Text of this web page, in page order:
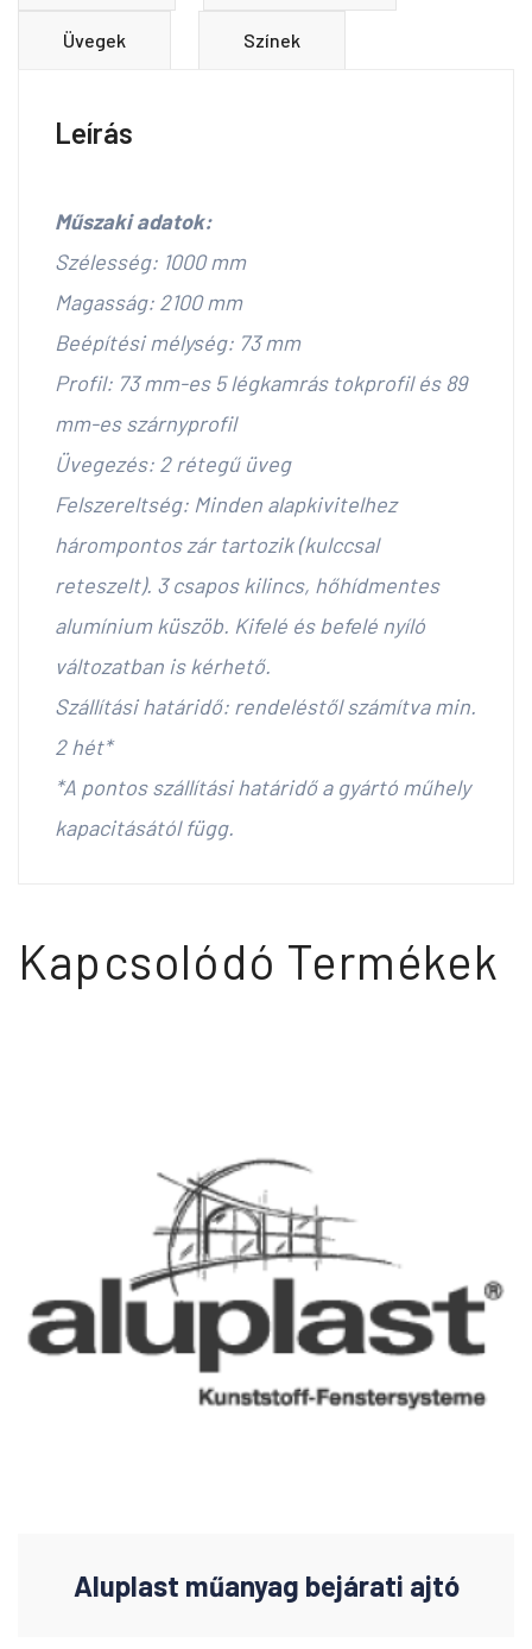
Üvegek Színek
Leírás
Műszaki adatok:
Szélesség: 1000 mm
Magasság: 2100 mm
Beépítési mélység: 73 mm
Profil: 73 mm-es 5 légkamrás tokprofil és 89
mm-es szárnyprofil
Üvegezés: 2 rétegű üveg
Felszereltség: Minden alapkivitelhez
hárompontos zár tartozik (kulccsal
reteszelt). 3 csapos kilincs, hőhídmentes
alumínium küszöb. Kifelé és befelé nyíló
változatban is kérhető.
Szállítási határidő: rendeléstől számítva min.
2 hét*
*A pontos szállítási határidő a gyártó műhely
kapacitásától függ.
Kapcsolódó Termékek
Aluplast műanyag bejárati ajtó